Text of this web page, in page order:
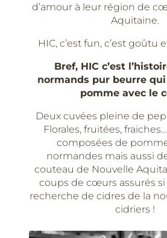
d’amour à leur région de
Aquitaine.
HIC, c’est fun, c’est goûtu
Bref, HIC c’est
normands pur beurre
pomme avec le
Deux cuvées pleine de
Florales, fruitées,
composées de
normandes mais aussi
couteau de Nouvelle
coups de cœurs assurés si
recherche de cidres de la
cidriers !